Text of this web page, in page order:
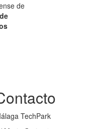
de
TechPark